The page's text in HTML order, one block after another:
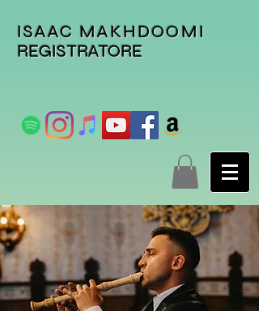
ISAAC MAKHDOOMI
REGISTRATORE